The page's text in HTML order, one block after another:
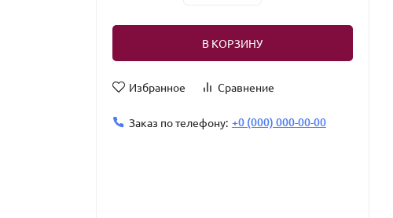
В КОРЗИНУ
Избранное Сравнение
Заказ по телефону: +0 (000) 000-00-00